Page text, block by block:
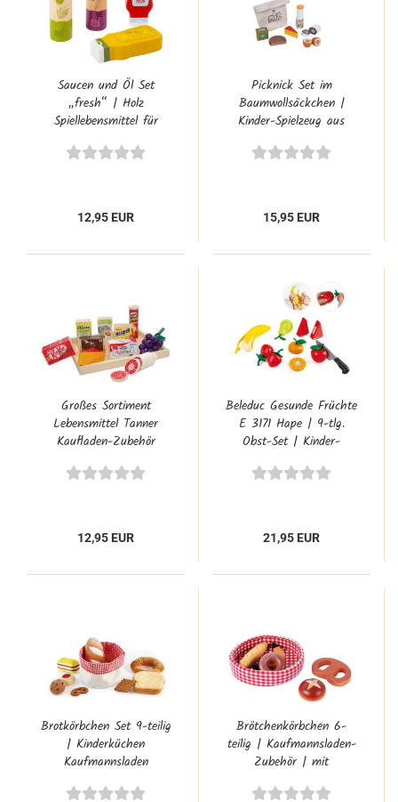
Saucen und Öl Set
„fresh“ | Holz
Spiellebensmittel für
12,95 EUR
Picknick Set im
Baumwollsäckchen |
Kinder-Spielzeug aus
| Tanner 0933.0
15,95 EUR
Großes Sortiment
Lebensmittel Tanner
Kaufladen-Zubehör
12,95 EUR
Beleduc Gesunde Früchte
E 3171 Hape | 9-tlg.
Obst-Set | Kinder-
21,95 EUR
Brotkörbchen Set 9-teilig
| Kinderküchen
Kaufmannsladen
Brötchenkörbchen 6-
teilig | Kaufmannsladen-
Zubehör | mit
Kinderküchen-Zubehör